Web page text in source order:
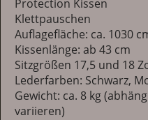
Protection Kissen
Klettpauschen
Auflagefläche: ca. 1030
Kissenlänge: ab 43 cm
Sitzgrößen 17,5 und 18
Lederfarben: Schwarz,
Gewicht: ca. 8 kg
variieren)